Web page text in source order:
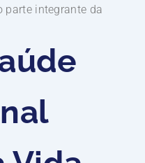
parte integrante da